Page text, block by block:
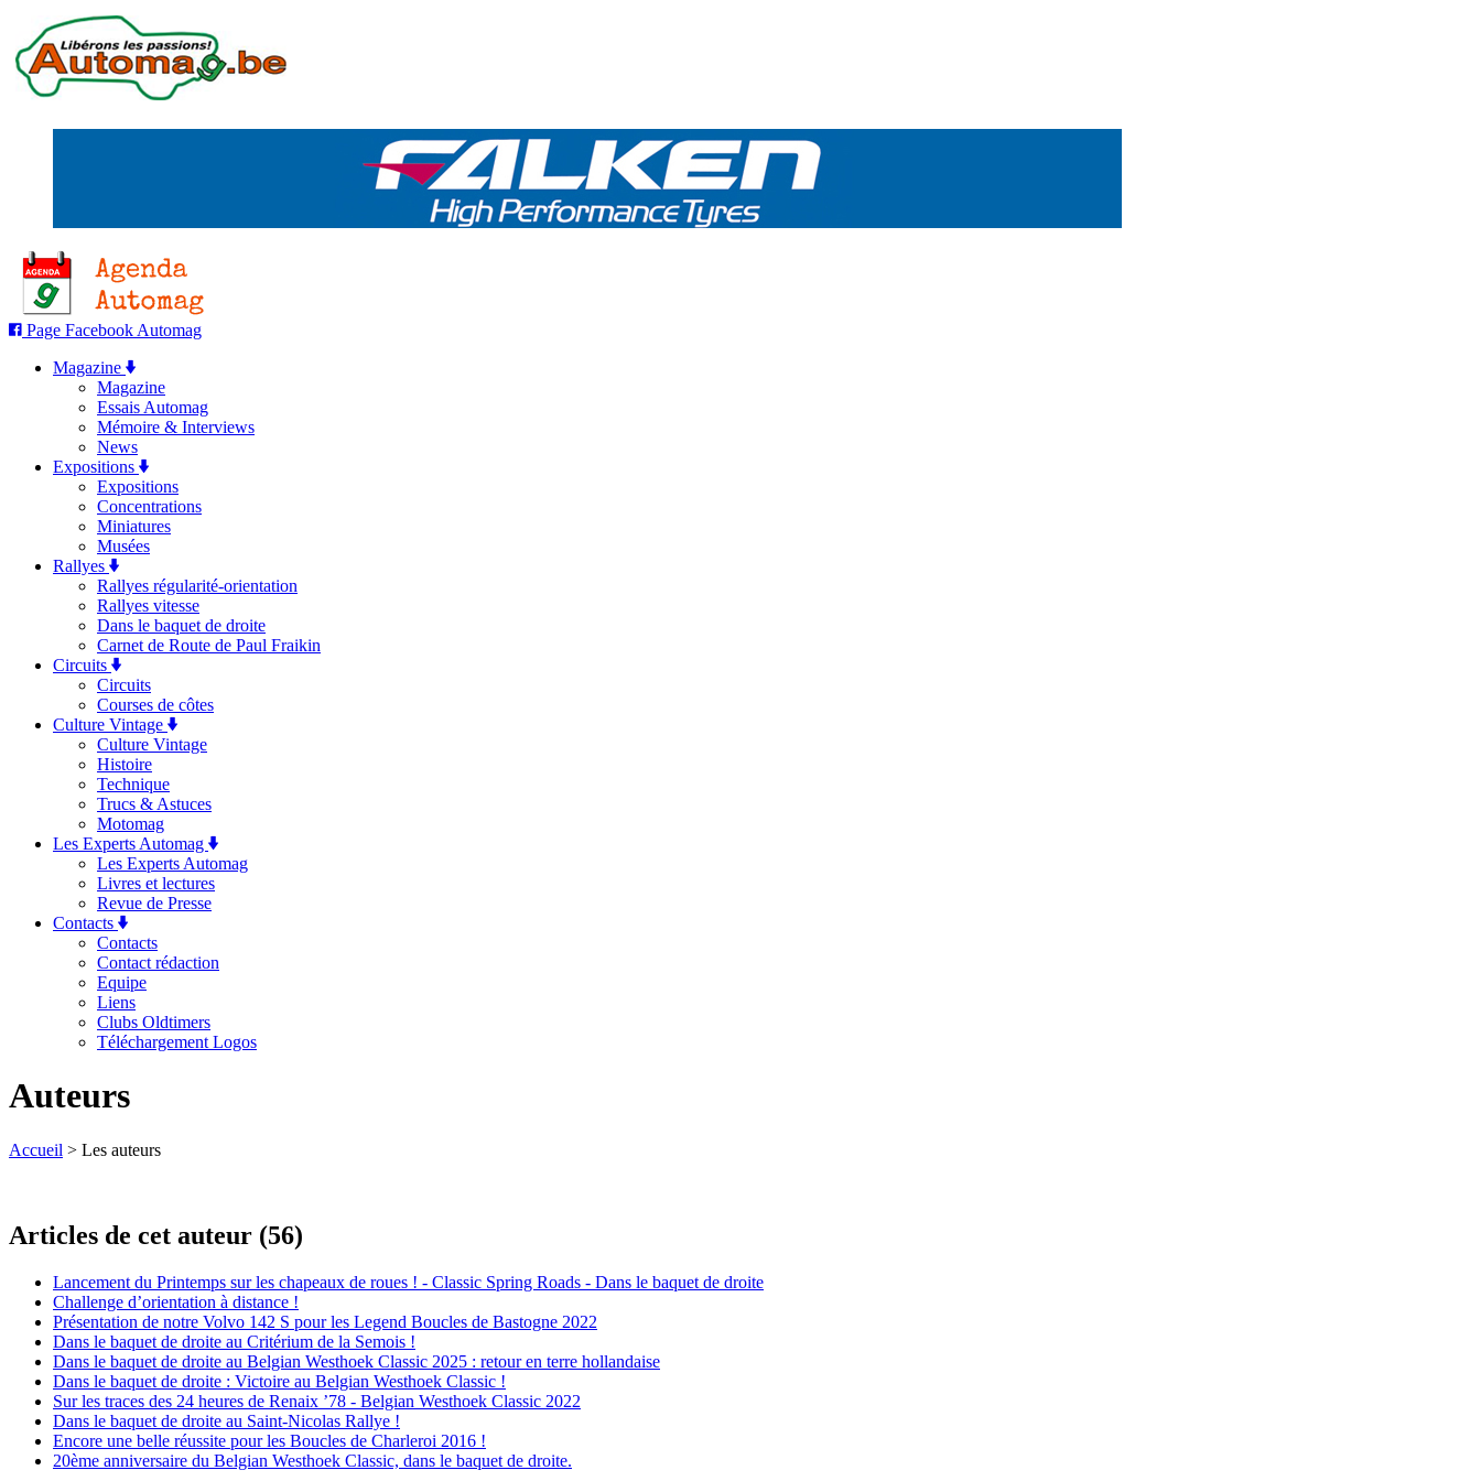
Page Facebook Automag
Magazine
Magazine
Essais Automag
Mémoire & Interviews
News
Expositions
Expositions
Concentrations
Miniatures
Musées
Rallyes
Rallyes régularité-orientation
Rallyes vitesse
Dans le baquet de droite
Carnet de Route de Paul Fraikin
Circuits
Circuits
Courses de côtes
Culture Vintage
Culture Vintage
Histoire
Technique
Trucs & Astuces
Motomag
Les Experts Automag
Les Experts Automag
Livres et lectures
Revue de Presse
Contacts
Contacts
Contact rédaction
Equipe
Liens
Clubs Oldtimers
Téléchargement Logos
Auteurs
Accueil > Les auteurs
Articles de cet auteur (56)
Lancement du Printemps sur les chapeaux de roues ! - Classic Spring Roads - Dans le baquet de droite
Challenge d’orientation à distance !
Présentation de notre Volvo 142 S pour les Legend Boucles de Bastogne 2022
Dans le baquet de droite au Critérium de la Semois !
Dans le baquet de droite au Belgian Westhoek Classic 2025 : retour en terre hollandaise
Dans le baquet de droite : Victoire au Belgian Westhoek Classic !
Sur les traces des 24 heures de Renaix ’78 - Belgian Westhoek Classic 2022
Dans le baquet de droite au Saint-Nicolas Rallye !
Encore une belle réussite pour les Boucles de Charleroi 2016 !
20ème anniversaire du Belgian Westhoek Classic, dans le baquet de droite.